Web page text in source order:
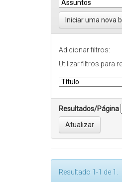
Iniciar uma nova
Adicionar filtros:
Utilizar filtros para
Resultados/Página
Resultado 1-1 de 1.